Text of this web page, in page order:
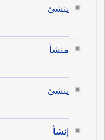
ينشئ
منشأ
ينشئ
إنشأ